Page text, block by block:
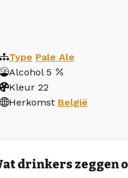
Type Pale Ale
Alcohol 5
Kleur 22
Herkomst België
drinkers zeggen